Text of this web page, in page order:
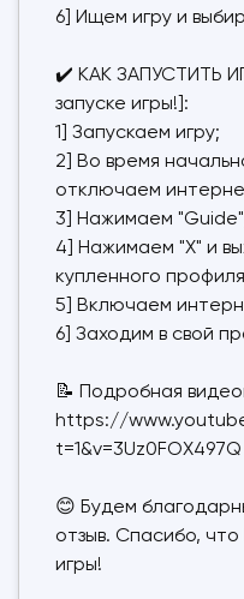
6] Ищем игру и
✔️ КАК ЗАПУСТИТЬ
запуске игры!]:
1] Запускаем игру;
2] Во время
отключаем
3] Нажимаем
4] Нажимаем "X" и
купленного
5] Включаем
6] Заходим в свой
📝 Подробная
https://
t=1&v=3Uz0FOX497Q
😊 Будем
отзыв. Спасибо,
игры!